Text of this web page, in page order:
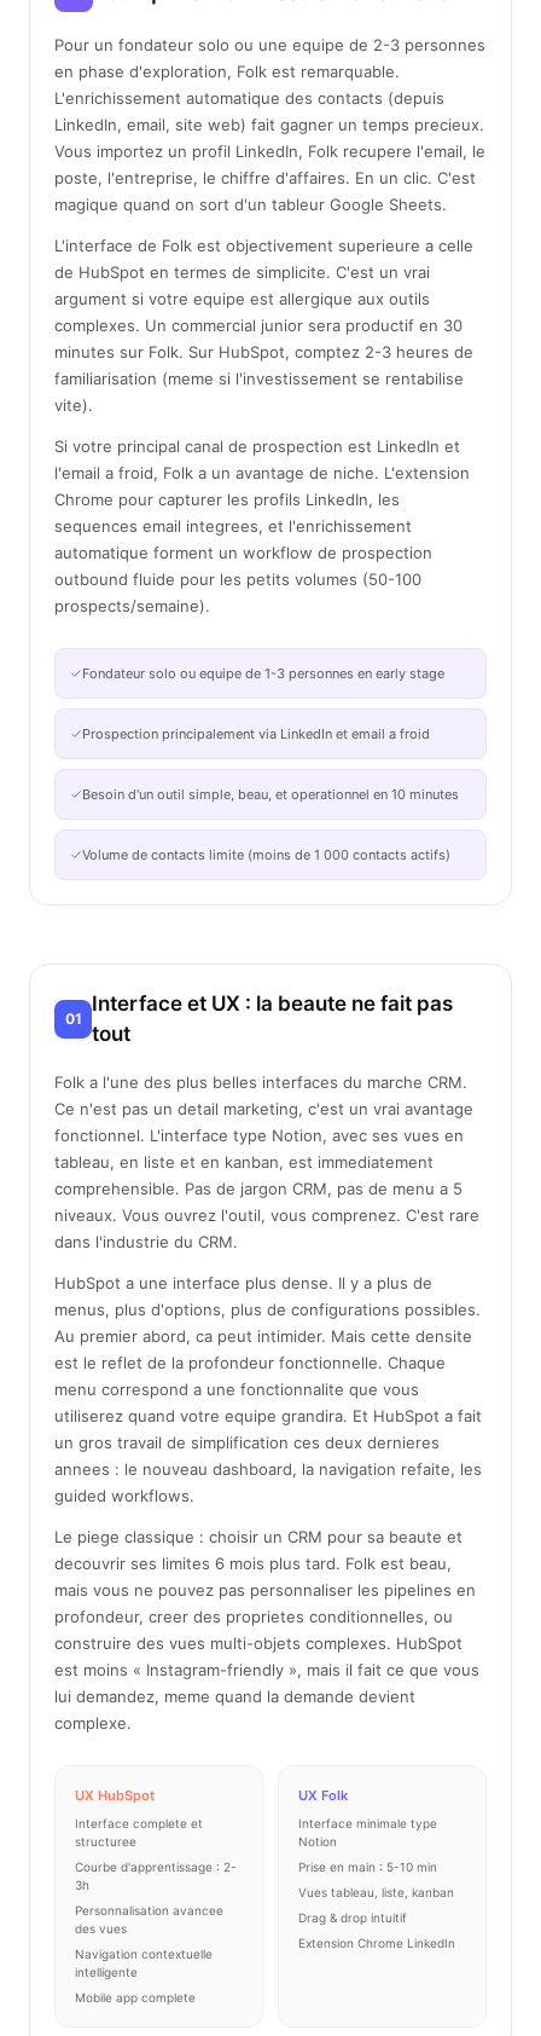
Pour un fondateur solo ou une equipe de 2-3 personnes
en phase d'exploration, Folk est remarquable.
L'enrichissement automatique des contacts (depuis
LinkedIn, email, site web) fait gagner un temps precieux.
Vous importez un profil LinkedIn, Folk recupere l'email, le
poste, l'entreprise, le chiffre d'affaires. En un clic. C'est
magique quand on sort d'un tableur Google Sheets.
L'interface de Folk est objectivement superieure a celle
de HubSpot en termes de simplicite. C'est un vrai
argument si votre equipe est allergique aux outils
complexes. Un commercial junior sera productif en 30
minutes sur Folk. Sur HubSpot, comptez 2-3 heures de
familiarisation (meme si l'investissement se rentabilise
vite).
Si votre principal canal de prospection est LinkedIn et
l'email a froid, Folk a un avantage de niche. L'extension
Chrome pour capturer les profils LinkedIn, les
sequences email integrees, et l'enrichissement
automatique forment un workflow de prospection
outbound fluide pour les petits volumes (50-100
prospects/semaine).
Fondateur solo ou equipe de 1-3 personnes en early stage
Prospection principalement via LinkedIn et email a froid
Besoin d'un outil simple, beau, et operationnel en 10 minutes
Volume de contacts limite (moins de 1 000 contacts actifs)
01
Interface et UX : la beaute ne fait pas
tout
Folk a l'une des plus belles interfaces du marche CRM.
Ce n'est pas un detail marketing, c'est un vrai avantage
fonctionnel. L'interface type Notion, avec ses vues en
tableau, en liste et en kanban, est immediatement
comprehensible. Pas de jargon CRM, pas de menu a 5
niveaux. Vous ouvrez l'outil, vous comprenez. C'est rare
dans l'industrie du CRM.
HubSpot a une interface plus dense. Il y a plus de
menus, plus d'options, plus de configurations possibles.
Au premier abord, ca peut intimider. Mais cette densite
est le reflet de la profondeur fonctionnelle. Chaque
menu correspond a une fonctionnalite que vous
utiliserez quand votre equipe grandira. Et HubSpot a fait
un gros travail de simplification ces deux dernieres
annees : le nouveau dashboard, la navigation refaite, les
guided workflows.
Le piege classique : choisir un CRM pour sa beaute et
decouvrir ses limites 6 mois plus tard. Folk est beau,
mais vous ne pouvez pas personnaliser les pipelines en
profondeur, creer des proprietes conditionnelles, ou
construire des vues multi-objets complexes. HubSpot
est moins « Instagram-friendly », mais il fait ce que vous
lui demandez, meme quand la demande devient
complexe.
UX HubSpot
Interface complete et
structuree
Courbe d'apprentissage : 2-
3h
Personnalisation avancee
des vues
Navigation contextuelle
intelligente
Mobile app complete
UX Folk
Interface minimale type
Notion
Prise en main : 5-10 min
Vues tableau, liste, kanban
Drag & drop intuitif
Extension Chrome LinkedIn